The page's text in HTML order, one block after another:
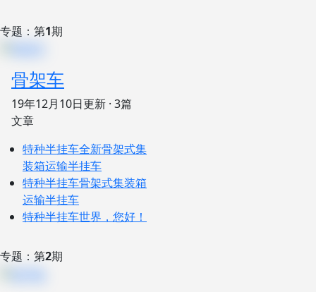
专题：第1期
骨架车
19年12月10日更新 · 3篇
文章
特种半挂车全新骨架式集
装箱运输半挂车
特种半挂车骨架式集装箱
运输半挂车
特种半挂车世界，您好！
专题：第2期